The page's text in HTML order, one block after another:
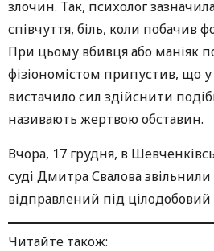
злочин. Так, психолог
співчуття, біль, коли побачив
При цьому вбивця або маніяк
фізіономістом припустив, що
вистачило сил здійснити
називають жертвою обставин.
Вчора, 17 грудня, в
суді Дмитра Свалова звільнили
відправлений під
Читайте також: